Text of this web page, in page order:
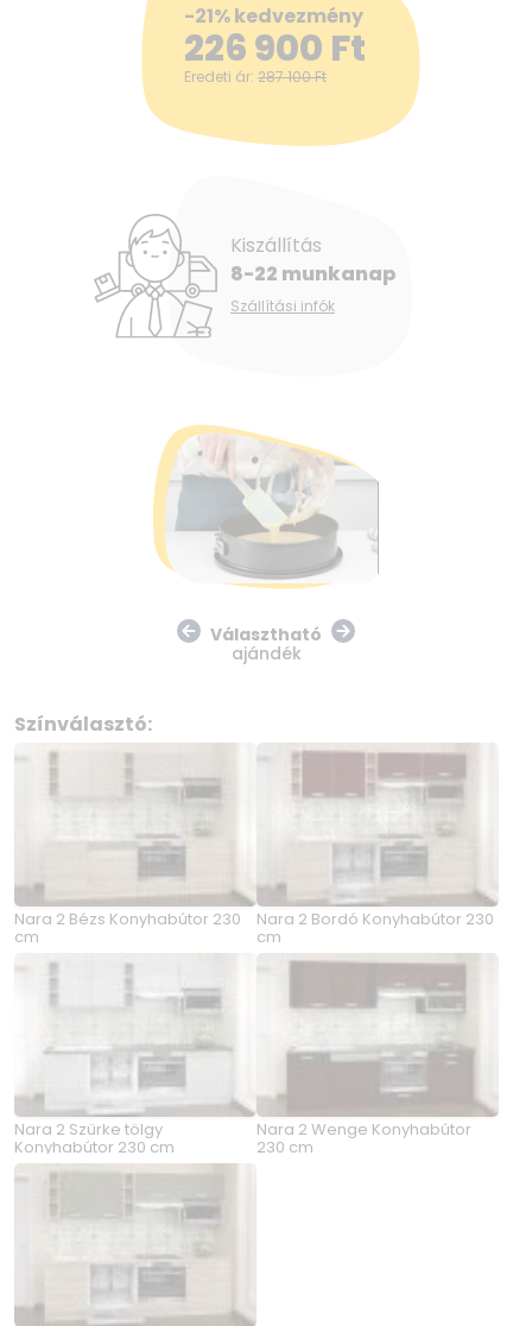
-21% kedvezmény
226 900 Ft
Eredeti ár: 287 100Ft
Kiszállítás
8-22 munkanap
Szállítási infók
Választható
ajándék
Színválasztó:
Nara 2 Bézs Konyhabútor 230
cm
Nara 2 Bordó Konyhabútor 230
cm
Nara 2 Szürke tölgy
Konyhabútor 230 cm
Nara 2 Wenge Konyhabútor
230 cm